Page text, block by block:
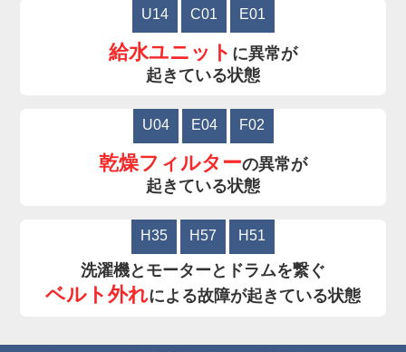
U14 C01 E01
給水ユニット に異常が
起きている状態
U04 E04 F02
乾燥フィルターの異常が
起きている状態
H35 H57 H51
洗濯機とモーターとドラムを繋ぐ
ベルト外れによる故障が起きている状態